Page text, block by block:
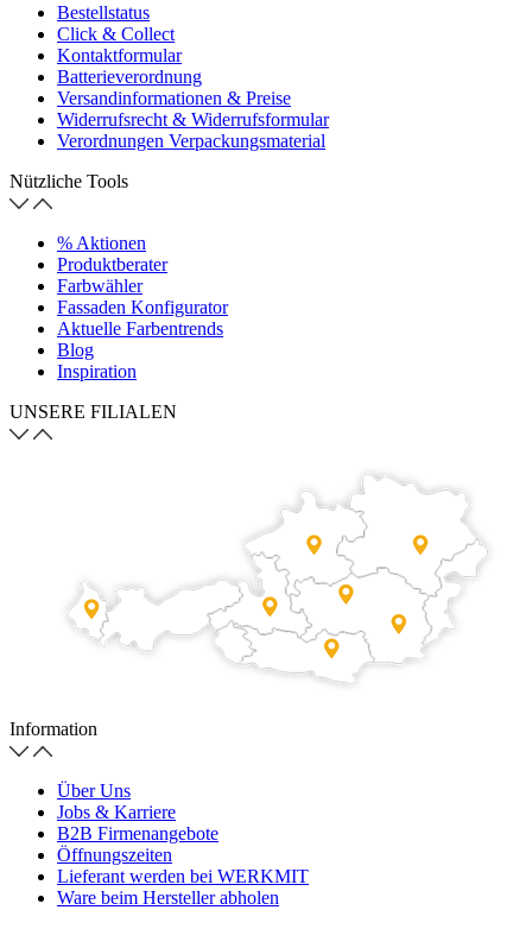
Bestellstatus
Click & Collect
Kontaktformular
Batterieverordnung
Versandinformationen & Preise
Widerrufsrecht & Widerrufsformular
Verordnungen Verpackungsmaterial
Nützliche Tools
% Aktionen
Produktberater
Farbwähler
Fassaden Konfigurator
Aktuelle Farbentrends
Blog
Inspiration
UNSERE FILIALEN
Information
Über Uns
Jobs & Karriere
B2B Firmenangebote
Öffnungszeiten
Lieferant werden bei WERKMIT
Ware beim Hersteller abholen